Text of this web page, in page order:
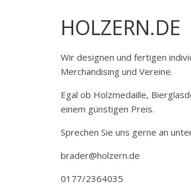
HOLZERN.DE
Wir designen und fertigen
Merchandising und Vereine.
Egal ob Holzmedaille,
einem günstigen Preis.
Sprechen Sie uns gerne an
brader@holzern.de
0177/2364035